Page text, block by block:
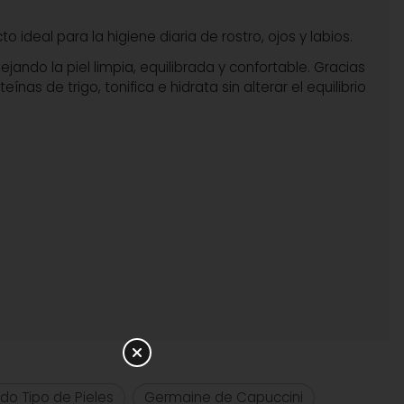
ideal para la higiene diaria de rostro, ojos y labios.
la piel limpia, equilibrada y confortable. Gracias
de trigo, tonifica e hidrata sin alterar el equilibrio
Tipo de Pieles Germaine de Capuccini